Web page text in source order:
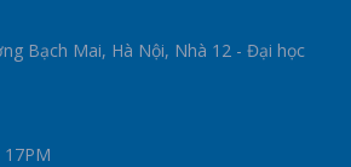
Bạch Mai, Hà Nội, Nhà 12 - Đại học